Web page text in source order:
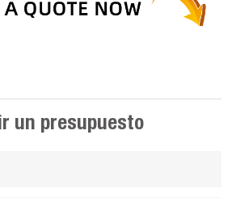
un presupuesto